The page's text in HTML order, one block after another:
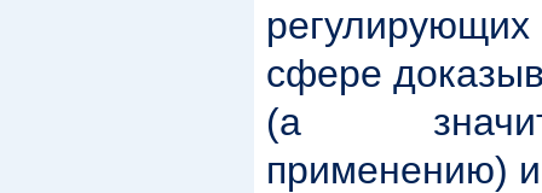
регулирующих
сфере
(а
применению)